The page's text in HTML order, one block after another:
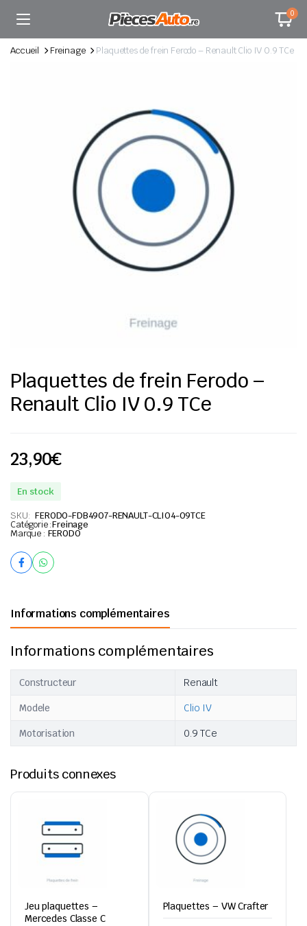
0
Accueil Freinage Plaquettes de frein Ferodo – Renault Clio IV 0.9 TCe
Plaquettes de frein Ferodo –
Renault Clio IV 0.9 TCe
23,90€
En stock
SKU: FERODO-FDB4907-RENAULT-CLIO4-09TCE
Catégorie :Freinage
Marque : FERODO
Informations complémentaires
Informations complémentaires
Constructeur Renault
Modele Clio IV
Motorisation 0.9 TCe
Produits connexes
Jeu plaquettes –
Mercedes Classe C
Plaquettes – VW Crafter